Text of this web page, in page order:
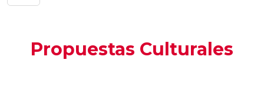
Propuestas Culturales